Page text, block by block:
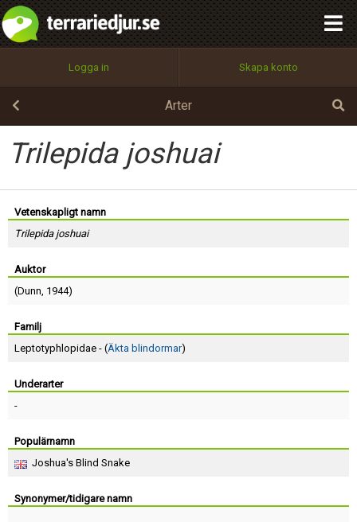
Logga in Skapa konto
Arter
Trilepida joshuai
Vetenskapligt namn
Trilepida joshuai
Auktor
(Dunn, 1944)
Familj
Leptotyphlopidae - (Äkta blindormar)
Underarter
-
Populärnamn
Joshua's Blind Snake
Synonymer/tidigare namn
Utför
100%
OK
integritetspolicy
Namn:
Epost:
Användarnamn:
Lösenord:
Terms of Service
Skapa konto
Begär nytt lösenord
Tillbaka till förstasidan